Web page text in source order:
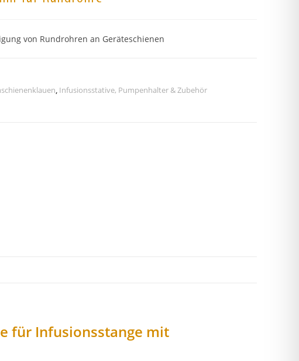
von Rundrohren an Geräteschienen
, Infusionsstative, Pumpenhalter & Zubehör
für Infusionsstange mit